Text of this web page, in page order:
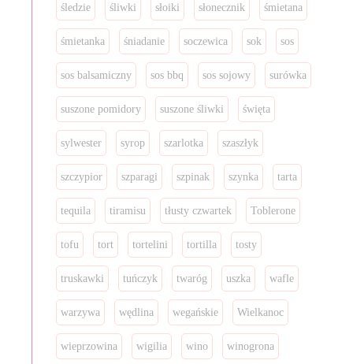
śledzie śliwki słoiki słonecznik śmietana
śmietanka śniadanie soczewica sok sos
sos balsamiczny sos bbq sos sojowy surówka
suszone pomidory suszone śliwki święta
sylwester syrop szarlotka szaszłyk
szczypior szparagi szpinak szynka tarta
tequila tiramisu tłusty czwartek Toblerone
tofu tort tortelini tortilla tosty
truskawki tuńczyk twaróg uszka wafle
warzywa wędlina wegańskie Wielkanoc
wieprzowina wigilia wino winogrona